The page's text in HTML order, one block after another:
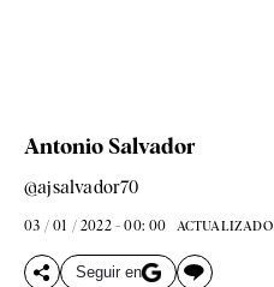
Antonio Salvador
@ajsalvador70
03 / 01 / 2022 - 00: 00 ACTUALIZADO
Seguir en